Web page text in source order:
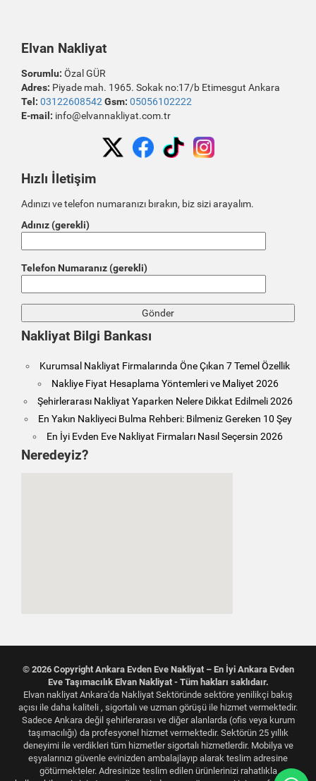
Elvan Nakliyat
Sorumlu: Özal GÜR
Adres: Piyade mah. 1965. Sokak no:17/b Etimesgut Ankara
Tel: 03122608542 Gsm: 05056102222
E-mail: info@elvannakliyat.com.tr
Hızlı İletişim
Adınızı ve telefon numaranızı bırakın, biz sizi arayalım.
Adınız (gerekli)
Telefon Numaranız (gerekli)
Nakliyat Bilgi Bankası
Kurumsal Nakliyat Firmalarında Öne Çıkan 7 Temel Özellik
Nakliye Fiyat Hesaplama Yöntemleri ve Maliyet 2026
Şehirlerarası Nakliyat Yaparken Nelere Dikkat Edilmeli 2026
En Yakın Nakliyeci Bulma Rehberi: Bilmeniz Gereken 10 Şey
En İyi Evden Eve Nakliyat Firmaları Nasıl Seçersin 2026
Neredeyiz?
© 2026 Copyright Ankara Evden Eve Nakliyat – En İyi Ankara Evden
Eve Taşımacılık Elvan Nakliyat - Tüm hakları saklıdaır.
Elvan nakliyat Ankara'da Nakliyat Sektöründe sektöre yenilikçi bakış
açısı ile daha kaliteli , sigortalı ve uzman görüşü ile hizmet vermektedir.
Sadece Ankara değil şehirlerarası ve diğer alanlarda (ofis veya kurum
taşımacılığı) da profesyonel hizmet vermektedir. Sektörün 25 yıllık
deneyimi ile verdikleri tüm hizmetler sigortalı hizmetlerdir. Mobilya ve
eşyalarınızı güvenle evinizden ambalajlayıp alarak teslim adresine
götürmekteler. Adresinize teslim edilen ürünlerinizi rahatlıkla